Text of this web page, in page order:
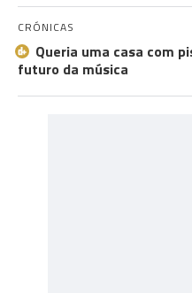
CRÓNICAS
Queria uma casa com
futuro da música